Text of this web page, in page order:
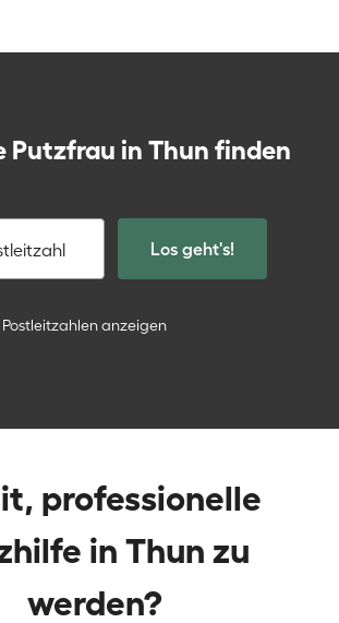
Putzfrau in Thun finden
Los geht's!
anzeigen
professionelle
in Thun zu
werden?